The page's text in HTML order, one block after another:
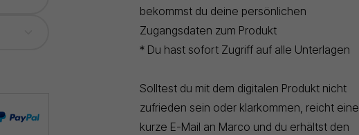
bekommst du deine persönlichen
Zugangsdaten zum Produkt
* Du hast sofort Zugriff auf alle Unterlagen
Solltest du mit dem digitalen Produkt nicht
zufrieden sein oder klarkommen, reicht eine
kurze E-Mail an Marco und du erhältst den